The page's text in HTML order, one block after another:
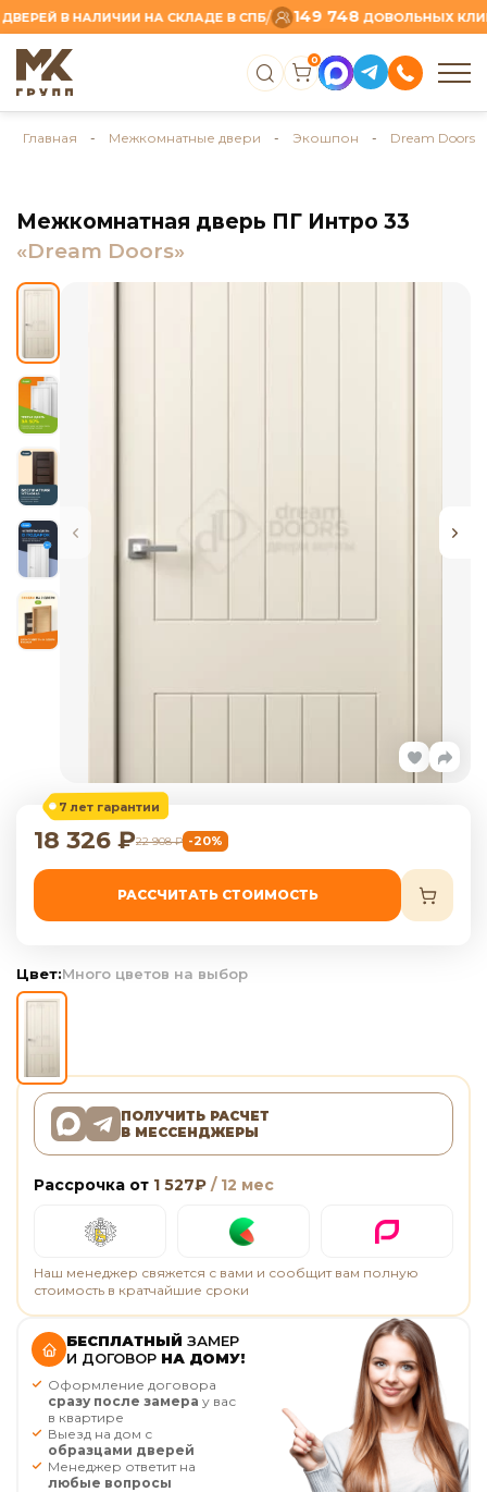
В НАЛИЧИИ НА СКЛАДЕ В СПБ/ 149 748 ДОВОЛЬНЫХ
0
Главная - Межкомнатные двери - Экошпон - Dream Doors
Межкомнатная дверь ПГ Интро 33
«Dream Doors»
7 лет гарантии
18 326 ₽22 908₽ -20%
РАССЧИТАТЬ СТОИМОСТЬ
Цвет:Много цветов на выбор
ПОЛУЧИТЬ РАСЧЕТ
В МЕССЕНДЖЕРЫ
Рассрочка от 1 527₽ / 12 мес
Наш менеджер свяжется с вами и сообщит вам полную
стоимость в кратчайшие сроки
БЕСПЛАТНЫЙ ЗАМЕР
И ДОГОВОР НА ДОМУ!
Оформление договора
сразу после замера у вас
в квартире
Выезд на дом с
образцами дверей
Менеджер ответит на
любые вопросы